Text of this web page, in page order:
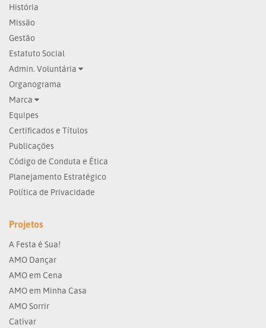
História
Missão
Gestão
Estatuto Social
Admin. Voluntária
Organograma
Marca
Equipes
Certificados e Títulos
Publicações
Código de Conduta e Ética
Planejamento Estratégico
Política de Privacidade
Projetos
A Festa é Sua!
AMO Dançar
AMO em Cena
AMO em Minha Casa
AMO Sorrir
Cativar